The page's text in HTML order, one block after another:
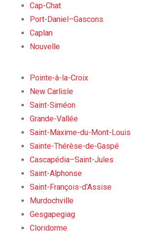
Cap-Chat
Port-Daniel–Gascons
Caplan
Nouvelle
Pointe-à-la-Croix
New Carlisle
Saint-Siméon
Grande-Vallée
Saint-Maxime-du-Mont-Louis
Sainte-Thérèse-de-Gaspé
Cascapédia–Saint-Jules
Saint-Alphonse
Saint-François-d’Assise
Murdochville
Gesgapegiag
Cloridorme